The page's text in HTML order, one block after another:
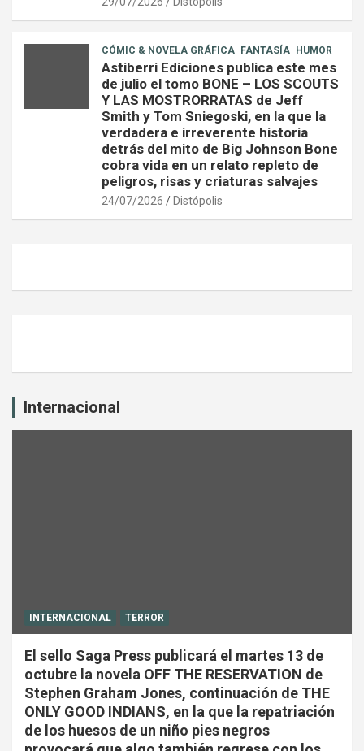
CÓMIC & NOVELA GRÁFICA FANTASÍA HUMOR
Astiberri Ediciones publica este mes
de julio el tomo BONE – LOS SCOUTS
Y LAS MOSTRORRATAS de Jeff
Smith y Tom Sniegoski, en la que la
verdadera e irreverente historia
detrás del mito de Big Johnson Bone
cobra vida en un relato repleto de
peligros, risas y criaturas salvajes
24/07/2026 Distópolis
Internacional
INTERNACIONAL TERROR
El sello Saga Press publicará el martes 13 de
octubre la novela OFF THE RESERVATION de
Stephen Graham Jones, continuación de THE
ONLY GOOD INDIANS, en la que la repatriación
de los huesos de un niño pies negros